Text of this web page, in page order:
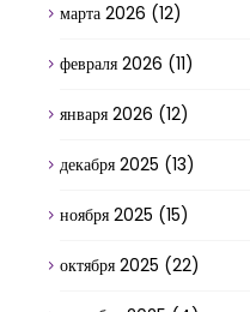
марта 2026 (12)
февраля 2026 (11)
января 2026 (12)
декабря 2025 (13)
ноября 2025 (15)
октября 2025 (22)